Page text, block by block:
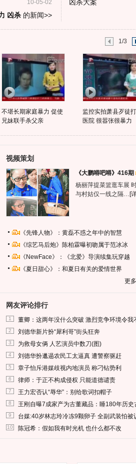
10-05-02
凶杀的新闻>>
凶杀大案
1/3
不堪长期家庭暴力 促使
兄妹联手杀父亲
监控实拍萧县歹徒
医院 很嚣张很暴力
视频策划
《大鹏嘚吧嘚》416期
杨丽萍提菜篮逛车展
与村姑仅一线之隔… [
《先锋人物》：黄磊不惑之年中的智慧
《综艺马后炮》陈柏霖曝初吻属于范冰冰
《NewFace》：《北爱》导演续集玩穿越
《夏日甜心》：和夏日有关的爱情世界
更
网友评论排行
1 董卿：这两年没什么突破 激烈竞争环境令我
2 刘德华新片扮“犀利哥”街头狂奔
3 为救母女俩 人艺演员中数刀(图)
4 刘德华扮邋遢农民工太逼真 遭警察驱赶
5 章子怡斥港媒歧视内地演员 称刁钻势利
6 律师：于正不构成侵权 只能道德谴责
7 王力宏否认“辱华”：别给歌词扣帽子
8 王刚自曝7成家产为古董藏品：睡180年历史
9 台媒:40岁林志玲冷冻9颗卵子 全副武装怕被
10 陈冠希：假如我有时光机 也什么都不改